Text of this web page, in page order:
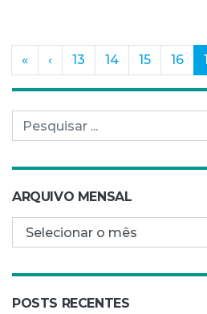
« ‹ 13 14 15 16
Pesquisar por:
ARQUIVO MENSAL
Arquivo mensal
POSTS RECENTES